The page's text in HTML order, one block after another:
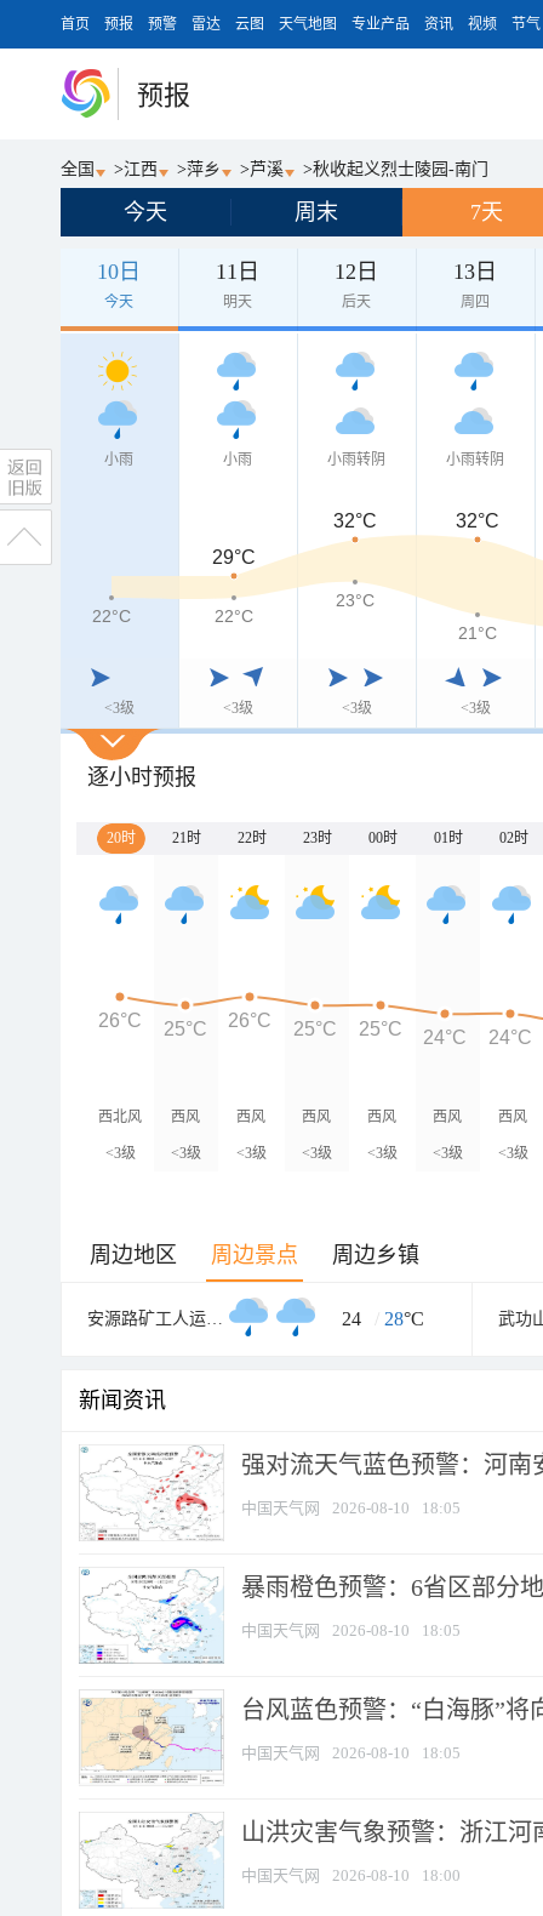
首页 预报 预警 雷达 云图 天气地图 专业产品 资讯 视频 节气
预报
全国 >江西 >萍乡 >芦溪 >秋收起义烈士陵园-南门
今天 周末 7天
10日
今天
11日
明天
12日
后天
13日
周四
小雨
<3级
小雨
<3级
小雨转阴
<3级
小雨转阴
<3级
29°C
32°C 32°C
22°C 22°C
23°C
21°C
逐小时预报
20时 21时 22时 23时 00时 01时 02时
西北风
<3级
西风
<3级
西风
<3级
西风
<3级
西风
<3级
西风
<3级
西风
<3级
26°C 25°C 26°C 25°C 25°C 24°C 24°C
周边地区 周边景点 周边乡镇
安源路矿工人运动纪念馆 24 / 28°C
新闻资讯
强对流天气蓝色预警：河南
中国天气网 2026-08-10 18:05
暴雨橙色预警：6省区部分
中国天气网 2026-08-10 18:05
台风蓝色预警：“白海豚”
中国天气网 2026-08-10 18:05
山洪灾害气象预警：浙江
中国天气网 2026-08-10 18:00